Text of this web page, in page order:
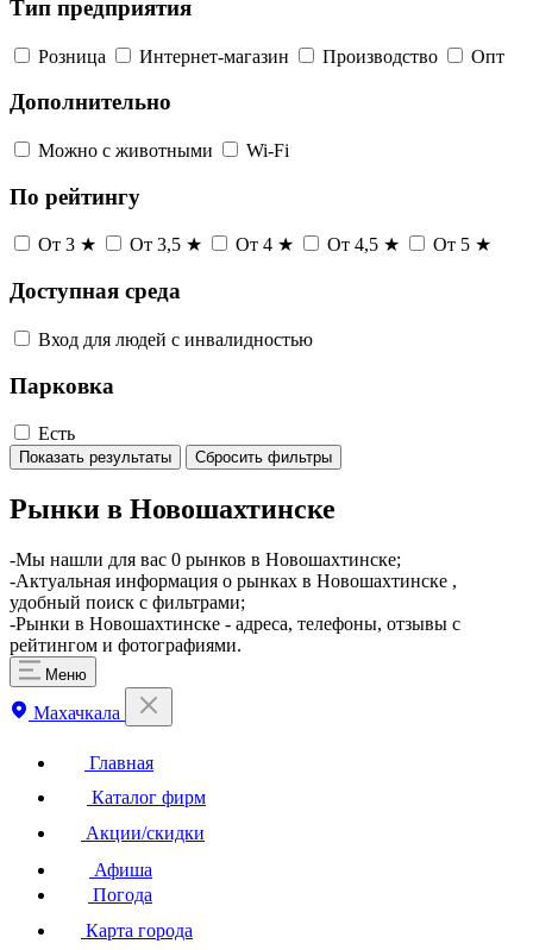
Тип предприятия
Розница Интернет-магазин Производство Опт
Дополнительно
Можно с животными Wi-Fi
По рейтингу
От 3 ★ От 3,5 ★ От 4 ★ От 4,5 ★ От 5 ★
Доступная среда
Вход для людей с инвалидностью
Парковка
Есть
Показать результаты Сбросить фильтры
Рынки в Новошахтинске
​-Мы нашли для вас 0 рынков в Новошахтинске;
-Актуальная информация о рынках в Новошахтинске ,
удобный поиск с фильтрами;
-Рынки в Новошахтинске - адреса, телефоны, отзывы с
рейтингом и фотографиями.
Меню
Махачкала
Главная
Каталог фирм
Акции/скидки
Афиша
Погода
Карта города